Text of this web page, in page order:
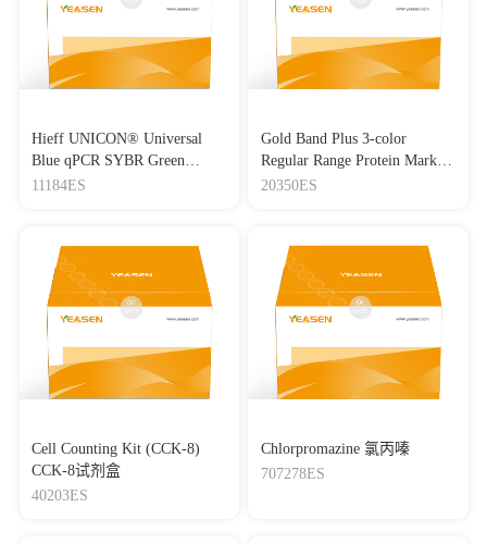
Hieff UNICON® Universal
Blue qPCR SYBR Green
Master Mix
11184ES
Gold Band Plus 3-color
Regular Range Protein Marker
(8-180 kDa) 三色预染蛋白质
20350ES
Cell Counting Kit (CCK-8)
CCK-8试剂盒
40203ES
Chlorpromazine 氯丙嗪
707278ES